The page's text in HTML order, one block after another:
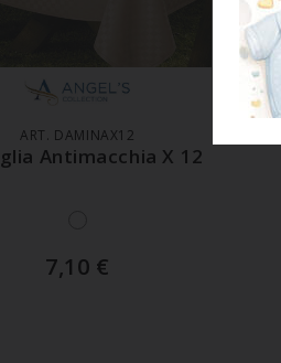
AL CARRELLO
ART. DAMINAX12
Antimacchia X 12
7,10 €